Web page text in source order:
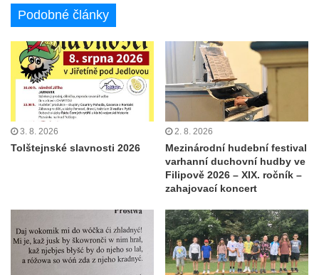
Podobné články
3. 8. 2026
Tolštejnské slavnosti 2026
2. 8. 2026
Mezinárodní hudební festival
varhanní duchovní hudby ve
Filipově 2026 – XIX. ročník –
zahajovací koncert